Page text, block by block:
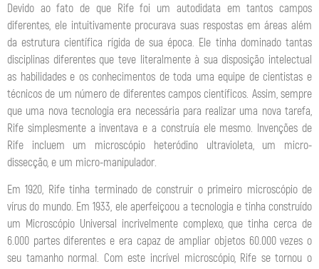
Devido ao fato de que Rife foi um autodidata em tantos campos
diferentes, ele intuitivamente procurava suas respostas em áreas além
da estrutura científica rígida de sua época. Ele tinha dominado tantas
disciplinas diferentes que teve literalmente à sua disposição intelectual
as habilidades e os conhecimentos de toda uma equipe de cientistas e
técnicos de um número de diferentes campos científicos. Assim, sempre
que uma nova tecnologia era necessária para realizar uma nova tarefa,
Rife simplesmente a inventava e a construía ele mesmo. Invenções de
Rife incluem um microscópio heteródino ultravioleta, um micro-
dissecção, e um micro-manipulador.
Em 1920, Rife tinha terminado de construir o primeiro microscópio de
vírus do mundo. Em 1933, ele aperfeiçoou a tecnologia e tinha construído
um Microscópio Universal incrivelmente complexo, que tinha cerca de
6.000 partes diferentes e era capaz de ampliar objetos 60.000 vezes o
seu tamanho normal. Com este incrível microscópio, Rife se tornou o